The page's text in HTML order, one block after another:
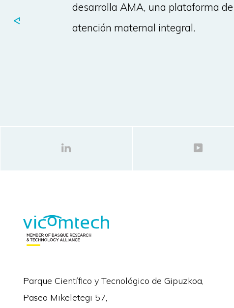
desarrolla AMA, una plataforma de
atención maternal integral.
Parque Científico y Tecnológico de Gipuzkoa,
Paseo Mikeletegi 57,